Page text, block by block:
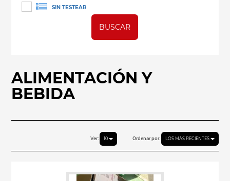
SIN TESTEAR
BUSCAR
ALIMENTACIÓN Y
BEBIDA
Ordenar por: LOS MÁS RECIENTES
Ver: 10